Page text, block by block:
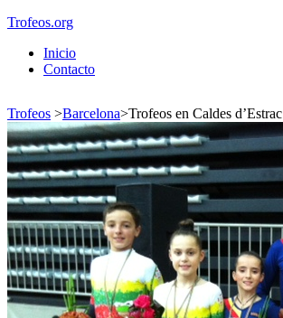
Trofeos.org
Inicio
Contacto
Trofeos >Barcelona>Trofeos en Caldes d’Estrac